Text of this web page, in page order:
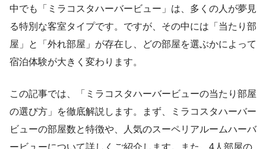
中でも「ミラコスタハーバービュー」は、多くの人が夢見
る特別な客室タイプです。ですが、その中には「当たり部
屋」と「外れ部屋」が存在し、どの部屋を選ぶかによって
宿泊体験が大きく変わります。
この記事では、「ミラコスタハーバービューの当たり部屋
の選び方」を徹底解説します。まず、ミラコスタハーバー
ビューの部屋数と特徴や、人気のスーペリアルームハーバ
ービューについて詳しくご紹介します。また、4人部屋の